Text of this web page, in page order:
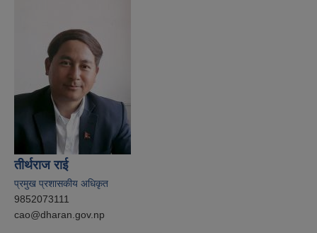
तीर्थराज राई
प्रमुख प्रशासकीय अधिकृत
9852073111
cao@dharan.gov.np